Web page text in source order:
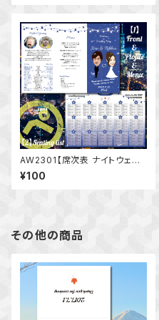
ーメイド メニュー表 プロフィー
AW2301【席次表 ナイトウェデ
ィング/三つ折】◆夜の結婚式 ナ
イトウエディング レイト 夜婚 パ
ーティ 二次会 似顔絵 写真入り
¥100
その他の商品